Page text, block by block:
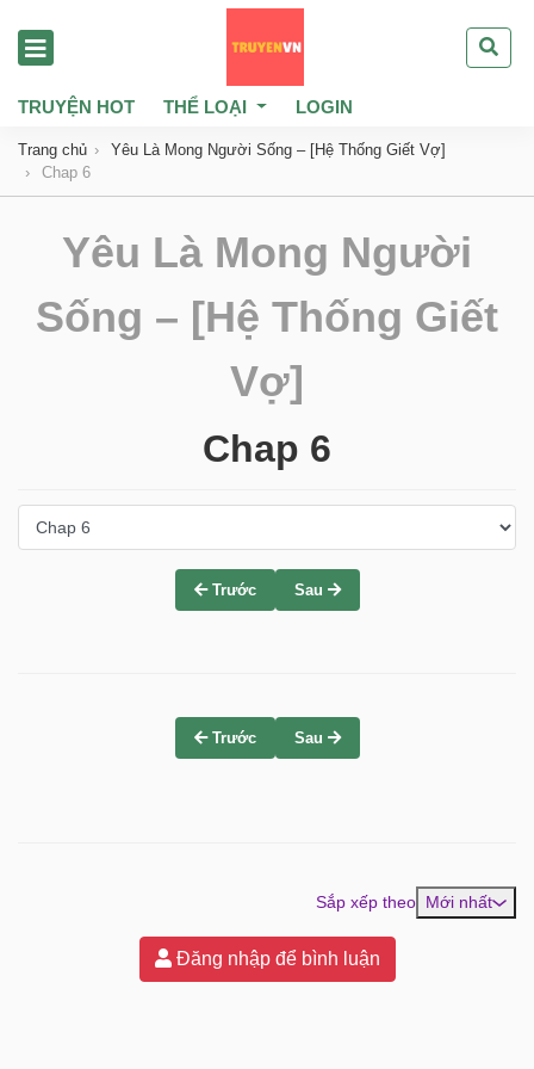
TRUYỆN HOT THỂ LOẠI LOGIN
Trang chủ
Yêu Là Mong Người Sống – [Hệ Thống Giết Vợ]
Chap 6
Yêu Là Mong Người
Sống – [Hệ Thống Giết
Vợ]
Chap 6
Trước Sau
Trước Sau
Sắp xếp theo Mới nhất
Đăng nhập để bình luận